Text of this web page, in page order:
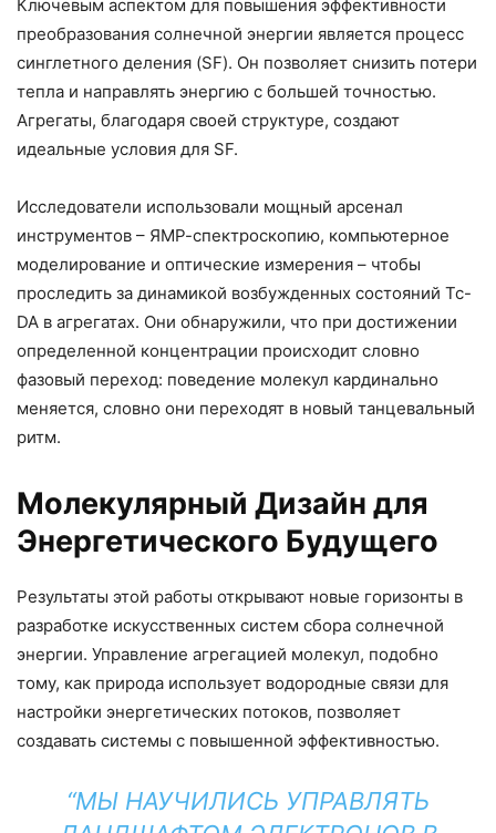
Ключевым аспектом для повышения эффективности
преобразования солнечной энергии является процесс
синглетного деления (SF). Он позволяет снизить потери
тепла и направлять энергию с большей точностью.
Агрегаты, благодаря своей структуре, создают
идеальные условия для SF.
Исследователи использовали мощный арсенал
инструментов – ЯМР-спектроскопию, компьютерное
моделирование и оптические измерения – чтобы
проследить за динамикой возбужденных состояний Tc-
DA в агрегатах. Они обнаружили, что при достижении
определенной концентрации происходит словно
фазовый переход: поведение молекул кардинально
меняется, словно они переходят в новый танцевальный
ритм.
Молекулярный Дизайн для
Энергетического Будущего
Результаты этой работы открывают новые горизонты в
разработке искусственных систем сбора солнечной
энергии. Управление агрегацией молекул, подобно
тому, как природа использует водородные связи для
настройки энергетических потоков, позволяет
создавать системы с повышенной эффективностью.
“МЫ НАУЧИЛИСЬ УПРАВЛЯТЬ